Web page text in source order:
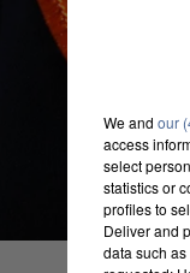
We and our
access
select
statistics or
profiles to
Deliver and
data such